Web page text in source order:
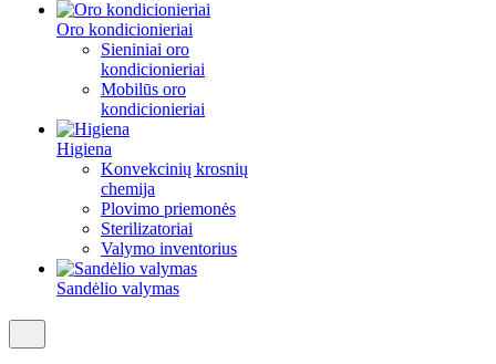
Oro kondicionieriai
Sieniniai oro
kondicionieriai
Mobilūs oro
kondicionieriai
Higiena
Konvekcinių krosnių
chemija
Plovimo priemonės
Sterilizatoriai
Valymo inventorius
Sandėlio valymas